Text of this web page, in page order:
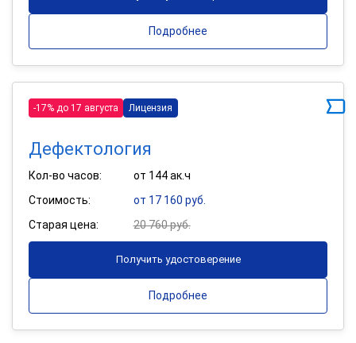
Подробнее
-17% до 17 августа Лицензия
Дефектология
Кол-во часов:
от 144 ак.ч
Стоимость:
от 17 160 руб.
Старая цена:
20 760 руб.
Получить удостоверение
Подробнее